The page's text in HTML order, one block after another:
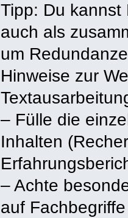
Tipp: Du
auch als
um
Hinweise zur
– Fülle die
Inhalten
– Achte
auf